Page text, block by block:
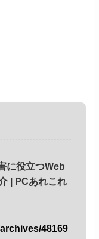
に役立つWeb
| PCあれこれ
48169